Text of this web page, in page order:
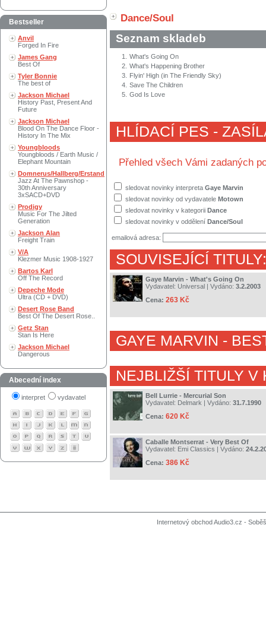
Bestseller
Anvil
Forged In Fire
James Gang
Best Of
Tyler Bonnie
The best of
Jackson Michael
History Past, Present And
Future
Jackson Michael
Blood On The Dance Floor -
History In The Mix
Youngbloods
Youngbloods / Earth Music /
Elephant Mountain
Domnerus/Hallberg/Erstand
Jazz At The Pawnshop -
30th Anniversary
3xSACD+DVD
Prodigy
Music For The Jilted
Generation
Jackson Alan
Freight Train
V/A
Klezmer Music 1908-1927
Bartos Karl
Off The Record
Depeche Mode
Ultra (CD + DVD)
Desert Rose Band
Best Of The Desert Rose..
Getz Stan
Stan Is Here
Jackson Michael
Dangerous
Abecední index
interpret vydavatel
Dance/Soul
Seznam skladeb
1.
What's Going On
2. What's Happening Brother
3.
Flyin' High (in The Friendly Sky)
4. Save The Children
5. God Is Love
HLÍDACÍ PES -
Přehled všech Vámi zadaných
sledovat novinky interpreta Gaye Marvin
sledovat novinky od vydavatele Motown
sledovat novinky v kategorii Dance
sledovat novinky v oddělení Dance/Soul
emailová adresa:
SOUVISEJÍCÍ TITULY:
Gaye Marvin - What's Going On
Vydavatel: Universal | Vydáno: 3.2.2003
Cena: 263 Kč
GAYE MARVIN -
NEJBLIŽŠÍ TITULY V
Bell Lurrie - Mercurial Son
Vydavatel: Delmark | Vydáno: 31.7.1990
Cena: 620 Kč
Caballe Montserrat - Very Best Of
Vydavatel: Emi Classics | Vydáno:
Cena: 386 Kč
Internetový obchod Audio3.cz -